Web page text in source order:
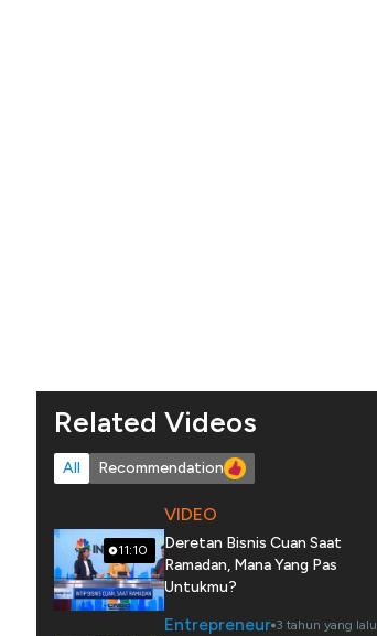
Related Videos
All Recommendation
11:10
VIDEO
Deretan Bisnis Cuan Saat
Ramadan, Mana Yang Pas
Untukmu?
Entrepreneur 3 tahun yang lalu